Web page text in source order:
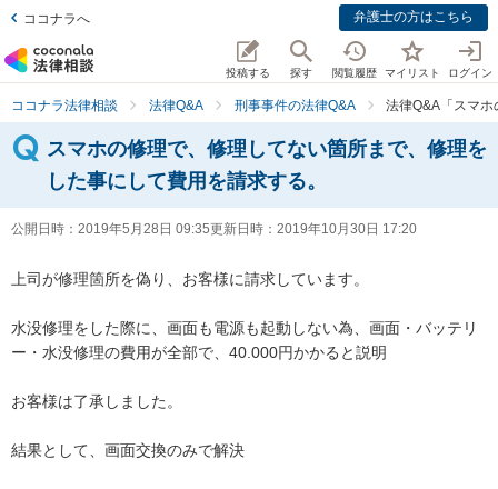
ココナラへ 弁護士の方はこちら
投稿する 探す 閲覧履歴 マイリスト ログイン
ココナラ法律相談 法律Q&A 刑事事件の法律Q&A 法律Q&A「スマ
スマホの修理で、修理してない箇所まで、修理を
した事にして費用を請求する。
公開日時： 2019年5月28日 09:35更新日時： 2019年10月30日 17:20
上司が修理箇所を偽り、お客様に請求しています。
水没修理をした際に、画面も電源も起動しない為、画面・バッテリ
ー・水没修理の費用が全部で、40.000円かかると説明
お客様は了承しました。
結果として、画面交換のみで解決